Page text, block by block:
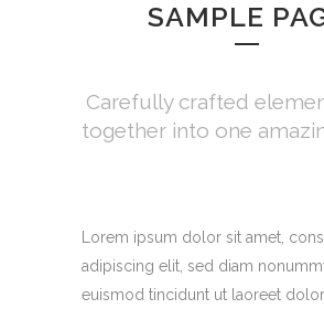
SAMPLE
Carefully crafted
together into one
Lorem ipsum dolor sit amet,
adipiscing elit, sed diam
euismod tincidunt ut laoreet